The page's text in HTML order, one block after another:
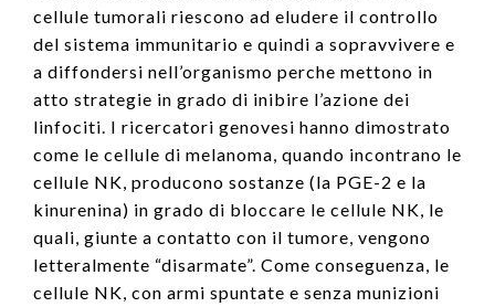
cellule tumorali riescono ad eludere il controllo
del sistema immunitario e quindi a sopravvivere e
a diffondersi nell’organismo perche mettono in
atto strategie in grado di inibire l’azione dei
linfociti. I ricercatori genovesi hanno dimostrato
come le cellule di melanoma, quando incontrano le
cellule NK, producono sostanze (la PGE-2 e la
kinurenina) in grado di bloccare le cellule NK, le
quali, giunte a contatto con il tumore, vengono
letteralmente “disarmate”. Come conseguenza, le
cellule NK, con armi spuntate e senza munizioni